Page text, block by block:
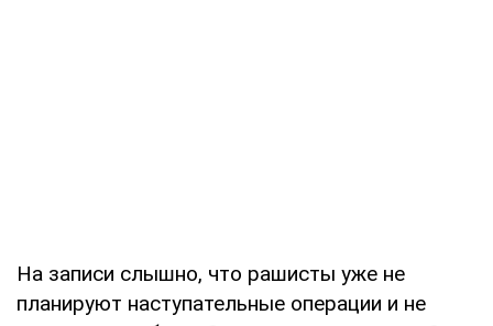
На записи слышно, что рашисты уже не
планируют наступательные операции и не